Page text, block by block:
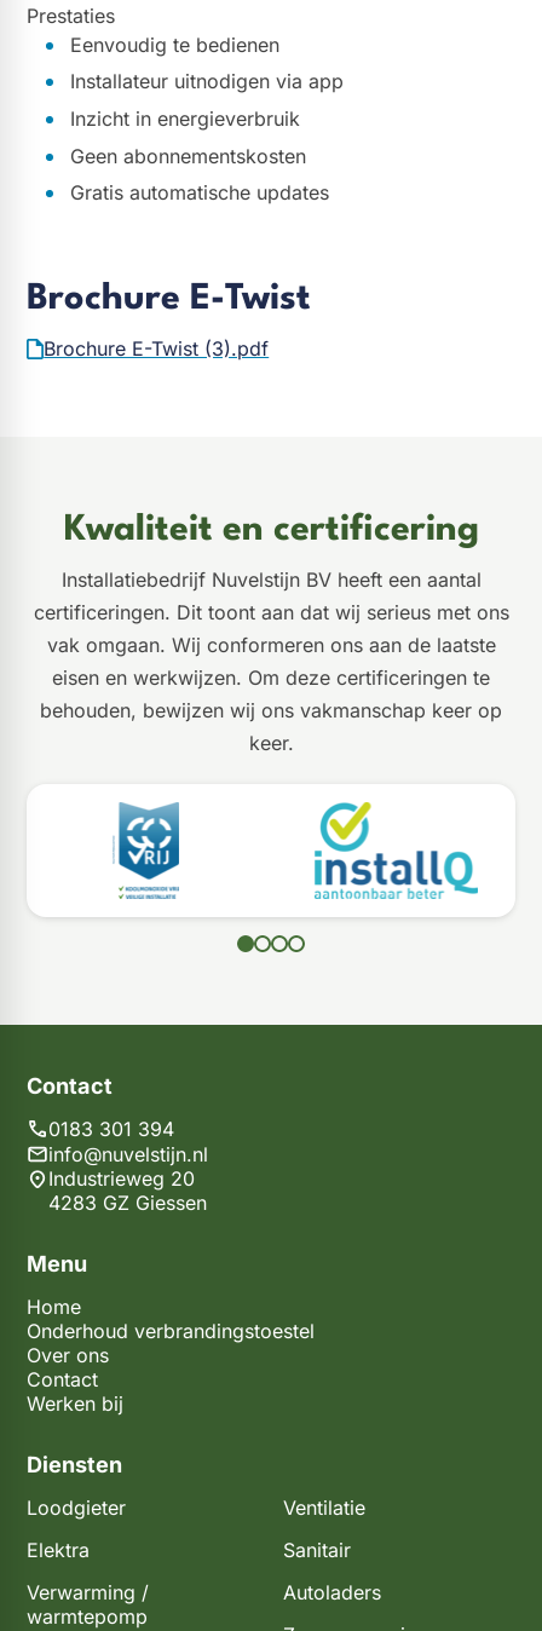
Prestaties
Eenvoudig te bedienen
Installateur uitnodigen via app
Inzicht in energieverbruik
Geen abonnementskosten
Gratis automatische updates
Brochure E-Twist
Brochure E-Twist (3).pdf
Kwaliteit en certificering
Installatiebedrijf Nuvelstijn BV heeft een aantal
certificeringen. Dit toont aan dat wij serieus met ons
vak omgaan. Wij conformeren ons aan de laatste
eisen en werkwijzen. Om deze certificeringen te
behouden, bewijzen wij ons vakmanschap keer op
keer.
Menu
Home
Onderhoud verbrandingstoestel
Over ons
Contact
Werken bij
Diensten
Loodgieter
Elektra
Verwarming /
warmtepomp
Ventilatie
Sanitair
Autoladers
Contact
0183 301 394
info@nuvelstijn.nl
Industrieweg 20
4283 GZ Giessen